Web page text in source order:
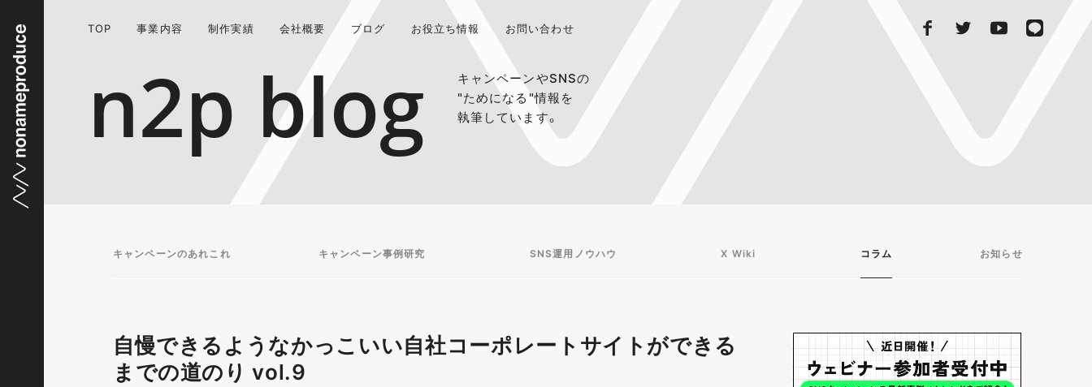
TOP 事業内容 制作実績 会社概要 ブログ お役立ち情報 お問い合わせ
n2p blog
キャンペーンやSNSの
"ためになる"情報を
執筆しています。
キャンペーンのあれこれ キャンペーン事例研究 SNS運用ノウハウ X Wiki コラム お知らせ
自慢できるようなかっこいい自社コーポレートサイトができる
までの道のり vol.9